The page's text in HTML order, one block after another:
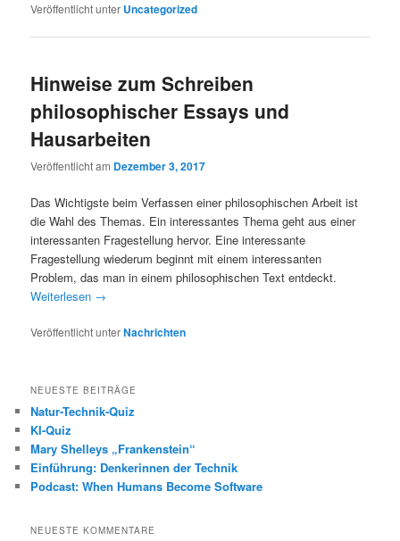
Veröffentlicht unter Uncategorized
Hinweise zum Schreiben
philosophischer Essays und
Hausarbeiten
Veröffentlicht am Dezember 3, 2017
Das Wichtigste beim Verfassen einer philosophischen Arbeit ist
die Wahl des Themas. Ein interessantes Thema geht aus einer
interessanten Fragestellung hervor. Eine interessante
Fragestellung wiederum beginnt mit einem interessanten
Problem, das man in einem philosophischen Text entdeckt.
Weiterlesen →
Veröffentlicht unterNachrichten
NEUESTE BEITRÄGE
Natur-Technik-Quiz
KI-Quiz
Mary Shelleys „Frankenstein“
Einführung: Denkerinnen der Technik
Podcast: When Humans Become Software
NEUESTE KOMMENTARE